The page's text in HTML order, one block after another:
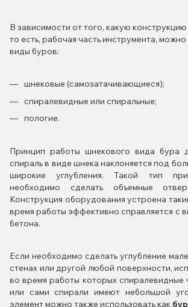
В зависимости от того, какую
то есть, рабочая часть инструмента, можно
виды буров:
шнековые (самозатачивающиеся);
спиралевидные или спиральные;
пологие.
Принцип работы шнекового вида бура
спираль в виде шнека наклоняется под
широкие углубления. Такой тип
необходимо сделать объемные
Конструкция оборудования устроена
время работы эффективно справляется с
бетона.
Если необходимо сделать углубление
стенах или другой любой поверхности,
во время работы которых спиралевидные
или сами спирали имеют небольшой
элемент можно также использовать как